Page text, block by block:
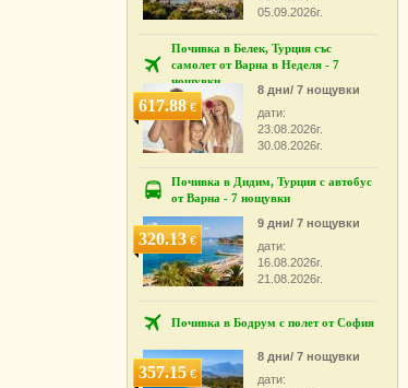
05.09.2026г.
Почивка в Белек, Турция със
самолет от Варна в Неделя - 7
нощувки
617.88€
8 дни/ 7 нощувки
дати:
23.08.2026г.
30.08.2026г.
Почивка в Дидим, Турция с автобус
от Варна - 7 нощувки
320.13€
9 дни/ 7 нощувки
дати:
16.08.2026г.
21.08.2026г.
Почивка в Бодрум с полет от София
357.15€
8 дни/ 7 нощувки
дати: